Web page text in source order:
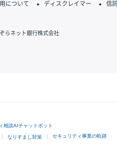
について ディスクレイマー 信
らネット銀行株式会社
相談AIチャットボット
なりすまし対策 セキュリティ事業の軌跡